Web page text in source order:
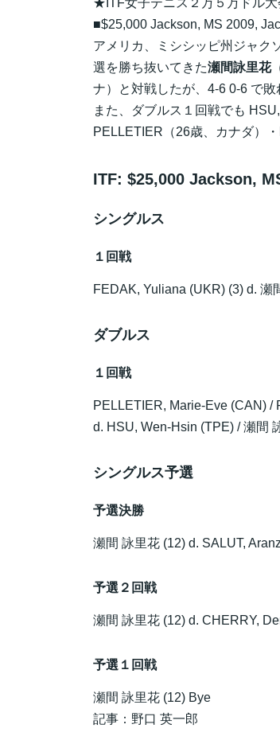
■$25,000 Jackson, MS 2009,
アメリカ、ミシシッピ州ジャク
選を勝ち抜いてきた瀬間詠里花
ナ）と対戦したが、4-6 0-6 で敗
また、ダブルス１回戦でも
PELLETIER（26歳、カナダ）
ITF: $25,000 Jackson,
シングルス
１回戦
FEDAK, Yuliana (UKR) (3) d. 瀬
ダブルス
１回戦
PELLETIER, Marie-Eve (CAN)
d. HSU, Wen-Hsin (TPE) /瀬間
シングルス予選
予選決勝
瀬間 詠里花 (12) d. SALUT,
予選２回戦
瀬間 詠里花 (12) d. CHERRY,
予選１回戦
瀬間 詠里花 (12) Bye
記事：野口 英一郎